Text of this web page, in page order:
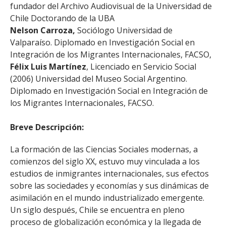
fundador del Archivo Audiovisual de la Universidad de
Chile Doctorando de la UBA
Nelson Carroza, Sociólogo Universidad de
Valparaíso. Diplomado en Investigación Social en
Integración de los Migrantes Internacionales, FACSO,
Félix Luis Martínez, Licenciado en Servicio Social
(2006) Universidad del Museo Social Argentino.
Diplomado en Investigación Social en Integración de
los Migrantes Internacionales, FACSO.
Breve Descripción:
La formación de las Ciencias Sociales modernas, a
comienzos del siglo XX, estuvo muy vinculada a los
estudios de inmigrantes internacionales, sus efectos
sobre las sociedades y economías y sus dinámicas de
asimilación en el mundo industrializado emergente.
Un siglo después, Chile se encuentra en pleno
proceso de globalización económica y la llegada de